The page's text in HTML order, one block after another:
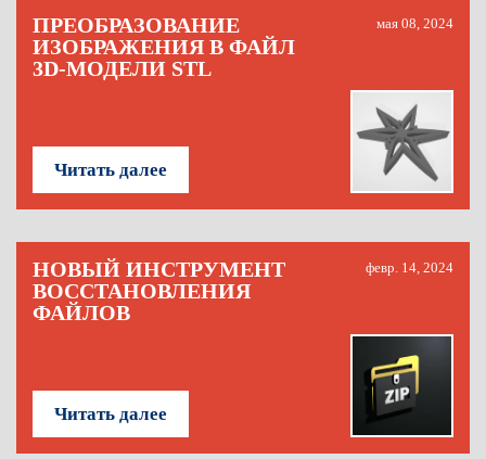
ПРЕОБРАЗОВАНИЕ
ИЗОБРАЖЕНИЯ В ФАЙЛ
3D-МОДЕЛИ STL
мая 08, 2024
Читать далее
НОВЫЙ ИНСТРУМЕНТ
ВОССТАНОВЛЕНИЯ
ФАЙЛОВ
февр. 14, 2024
Читать далее